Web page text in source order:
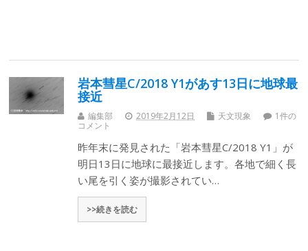
岩本彗星C/2018 Y1があす13日に地球最
接近
編集部 2019年2月12日 天文現象
1件の
コメント
昨年末に発見された「岩本彗星C/2018 Y1」が
明日13日に地球に最接近します。各地で細く長
い尾を引く姿が撮影されてい…
>>続きを読む